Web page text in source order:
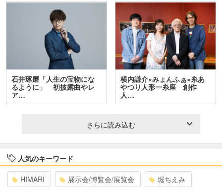
石井琢磨「人生の宝物にな
るように」 初披露曲やレ
ア…
横内謙介×みょんふぁ×糸あ
やつり人形一糸座 創作
人…
さらに読み込む
人気のキーワード
HIMARI 展示会/博覧会/展覧会 堀ちえみ